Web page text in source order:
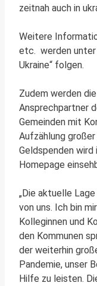
zeitnah auch in
Weitere
etc. werden unter
Ukraine“ folgen.
Zudem werden
Ansprechpartner
Gemeinden mit
Aufzählung
Geldspenden
Homepage
„Die aktuelle
von uns. Ich bin
Kolleginnen und
den Kommunen
der weiterhin
Pandemie, unser
Hilfe zu leisten.